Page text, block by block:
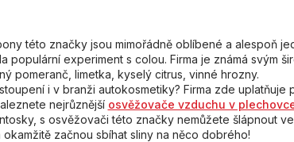
této značky jsou mimořádně oblíbené a alespoň
populární experiment s colou. Firma je známá svým
pomeranč, limetka, kyselý citrus, vinné hrozny.
i v branži autokosmetiky? Firma zde uplatňuje
nejrůznější osvěžovače vzduchu v
s osvěžovači této značky nemůžete šlápnout
okamžitě začnou sbíhat sliny na něco dobrého!